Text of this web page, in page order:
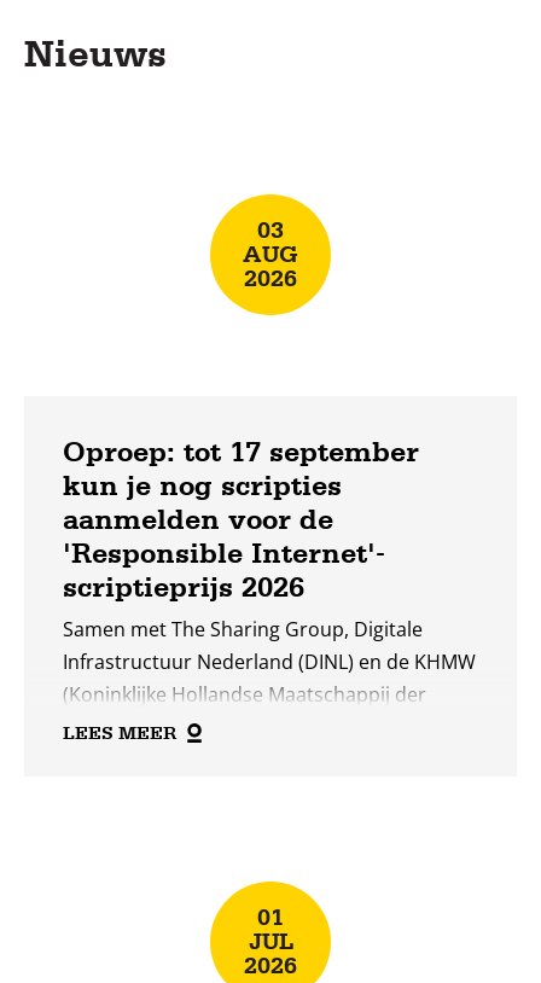
Nieuws
03
AUG
2026
Oproep: tot 17 september
kun je nog scripties
aanmelden voor de
'Responsible Internet'-
scriptieprijs 2026
Samen met The Sharing Group, Digitale
Infrastructuur Nederland (DINL) en de KHMW
(Koninklijke Hollandse Maatschappij der
Wetenschappen zoeken we dit jaar opnieuw
LEES MEER
01
JUL
2026